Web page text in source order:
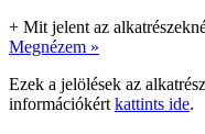
+ Mit jelent az
Megnézem »
Ezek a jelölések az
információkért kattints ide.